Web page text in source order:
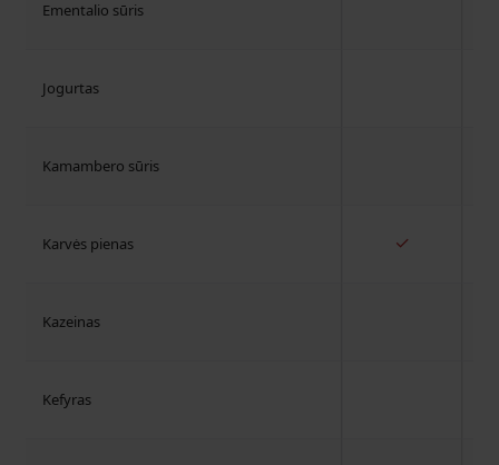
Ementalio sūris
Jogurtas
Kamambero sūris
Karvės pienas ✓
Kazeinas
Kefyras